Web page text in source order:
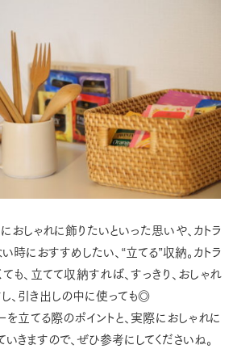
におしゃれに飾りたいといった思いや、カトラ
時におすすめしたい、“立てる”収納。カトラ
も、立てて収納すれば、すっきり、おしゃれ
、引き出しの中に使っても◎
を立てる際のポイントと、実際におしゃれに
きますので、ぜひ参考にしてくださいね。